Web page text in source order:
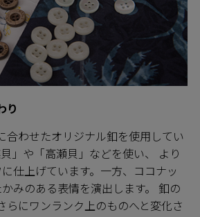
り
合わせたオリジナル釦を使用してい
」や「高瀬貝」などを使い、 より
仕上げています。一方、ココナッ
みのある表情を演出します。 釦の
らにワンランク上のものへと変化さ